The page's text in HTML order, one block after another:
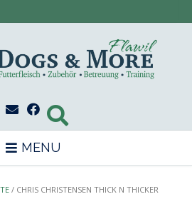
MENU
/ CHRIS CHRISTENSEN THICK N THICKER